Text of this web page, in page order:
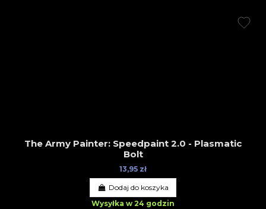
The Army Painter: Speedpaint 2.0 - Plasmatic
Bolt
13,95 zł
Dodaj do koszyka
Wysyłka w 24 godzin